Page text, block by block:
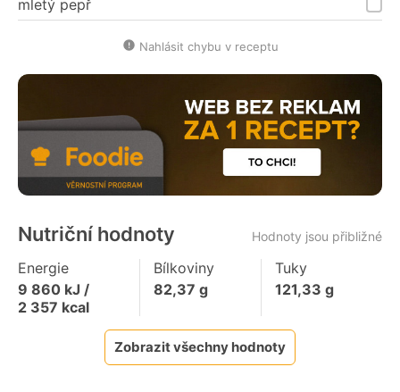
mletý pepř
Nahlásit chybu v receptu
Nutriční hodnoty Hodnoty jsou přibližné
Energie
9 860 kJ /
2 357 kcal
Bílkoviny
82,37 g
Tuky
121,33 g
Zobrazit všechny hodnoty